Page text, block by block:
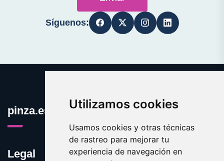
Utilizamos cookies
Usamos cookies y otras técnicas
de rastreo para mejorar tu
experiencia de navegación en
Síguenos:
pinza.es
Legal